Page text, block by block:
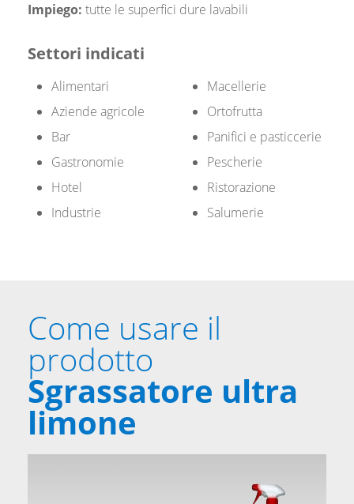
Impiego: tutte le superfici dure lavabili
Settori indicati
Alimentari
Aziende agricole
Bar
Gastronomie
Hotel
Industrie
Macellerie
Ortofrutta
Panifici e pasticcerie
Pescherie
Ristorazione
Salumerie
Come usare il
prodotto
Sgrassatore ultra
limone